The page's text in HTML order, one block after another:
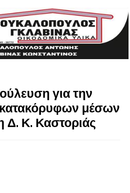
για την
μέσων
Δ. Κ. Καστοριάς